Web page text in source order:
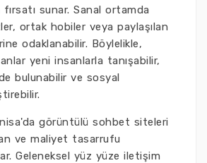
sunar. Sanal ortamda
ortak hobiler veya paylaşılan
odaklanabilir. Böylelikle,
yeni insanlarla tanışabilir,
bulunabilir ve sosyal
görüntülü sohbet siteleri
ve maliyet tasarrufu
Geleneksel yüz yüze iletişim